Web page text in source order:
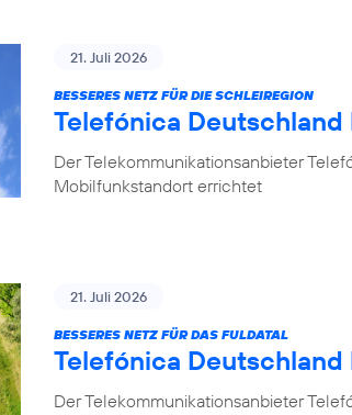
21. Juli 2026
BESSERES NETZ FÜR DIE SCHLEIREGION
Telefónica
Der Telekommunikationsanbieter
Mobilfunkstandort errichtet
21. Juli 2026
BESSERES NETZ FÜR DAS FULDATAL
Telefónica
Der Telekommunikationsanbieter